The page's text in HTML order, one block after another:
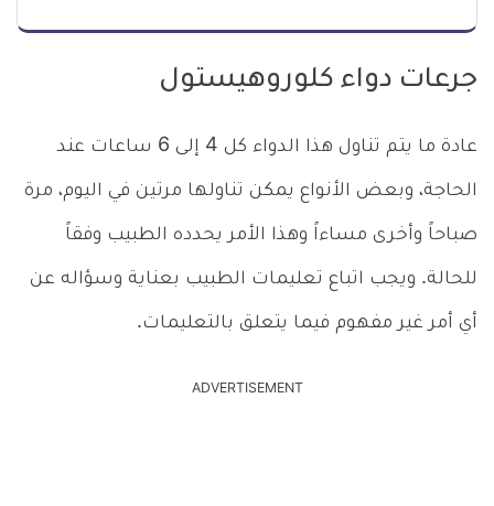
جرعات دواء كلوروهيستول
عادة ما يتم تناول هذا الدواء كل 4 إلى 6 ساعات عند
الحاجة، وبعض الأنواع يمكن تناولها مرتين في اليوم، مرة
صباحاً وأخرى مساءاً وهذا الأمر يحدده الطبيب وفقاً
للحالة. ويجب اتباع تعليمات الطبيب بعناية وسؤاله عن
أي أمر غير مفهوم فيما يتعلق بالتعليمات.
ADVERTISEMENT